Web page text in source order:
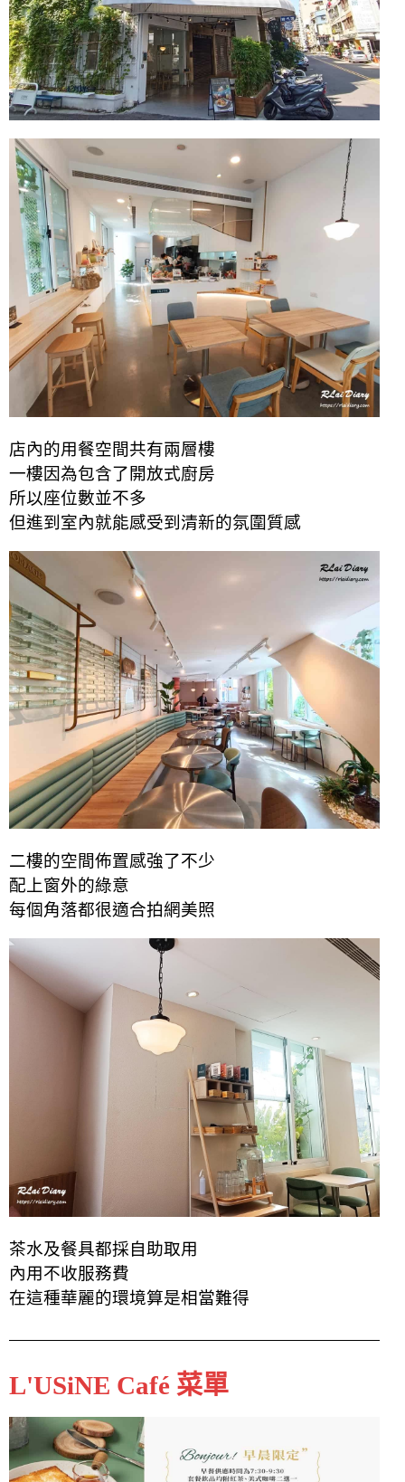
店內的用餐空間共有兩層樓
一樓因為包含了開放式廚房
所以座位數並不多
但進到室內就能感受到清新的氛圍質感
二樓的空間佈置感強了不少
配上窗外的綠意
每個角落都很適合拍網美照
茶水及餐具都採自助取用
內用不收服務費
在這種華麗的環境算是相當難得
L'USiNE Café 菜單